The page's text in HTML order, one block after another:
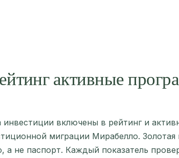
активные
включены в рейтинг и
миграции Мирабелло. Золотая
а не паспорт. Каждый показатель